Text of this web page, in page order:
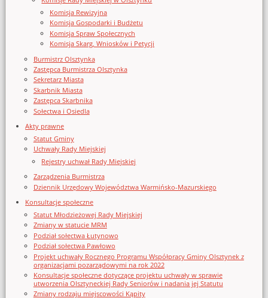
Komisja Rewizyjna
Komisja Gospodarki i Budżetu
Komisja Spraw Społecznych
Komisja Skarg, Wniosków i Petycji
Burmistrz Olsztynka
Zastępca Burmistrza Olsztynka
Sekretarz Miasta
Skarbnik Miasta
Zastępca Skarbnika
Sołectwa i Osiedla
Akty prawne
Statut Gminy
Uchwały Rady Miejskiej
Rejestry uchwał Rady Miejskiej
Zarządzenia Burmistrza
Dziennik Urzędowy Województwa Warmińsko-Mazurskiego
Konsultacje społeczne
Statut Młodzieżowej Rady Miejskiej
Zmiany w statucie MRM
Podział sołectwa Łutynowo
Podział sołectwa Pawłowo
Projekt uchwały Rocznego Programu Współpracy Gminy Olsztynek z
organizacjami pozarządowymi na rok 2022
Konsultacje społeczne dotyczące projektu uchwały w sprawie
utworzenia Olsztyneckiej Rady Seniorów i nadania jej Statutu
Zmiany rodzaju miejscowości Kąpity